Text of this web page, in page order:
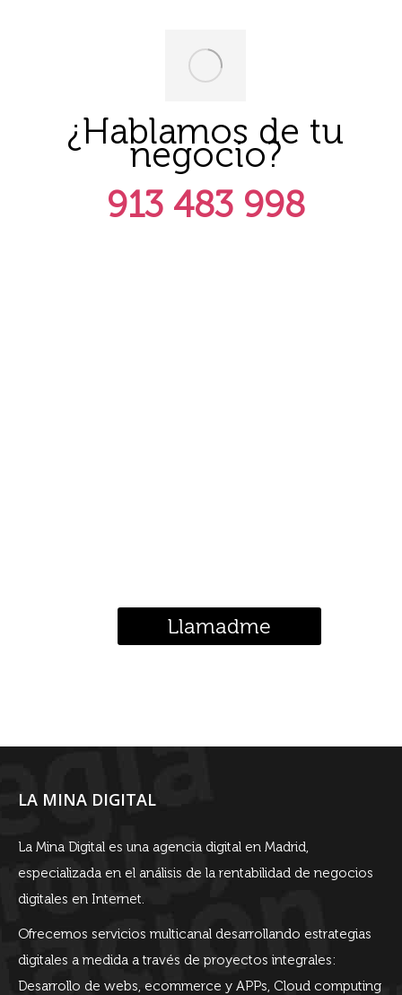
¿Hablamos de tu
negocio?
913 483 998
Llamadme
LA MINA DIGITAL
La Mina Digital es una agencia digital en Madrid,
especializada en el análisis de la rentabilidad de negocios
digitales en Internet.
Ofrecemos servicios multicanal desarrollando estrategias
digitales a medida a través de proyectos integrales:
Desarrollo de webs, ecommerce y APPs, Cloud computing